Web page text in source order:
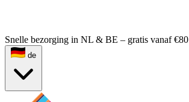
Snelle bezorging in NL & BE – gratis vanaf €80
de